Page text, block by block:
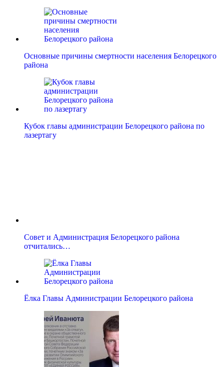
Основные причины смертности населения Белорецкого
района
Кубок главы администрации Белорецкого района по
лазертагу
Совет и Администрация Белорецкого района
отчитались…
Ёлка Главы Администрации Белорецкого района